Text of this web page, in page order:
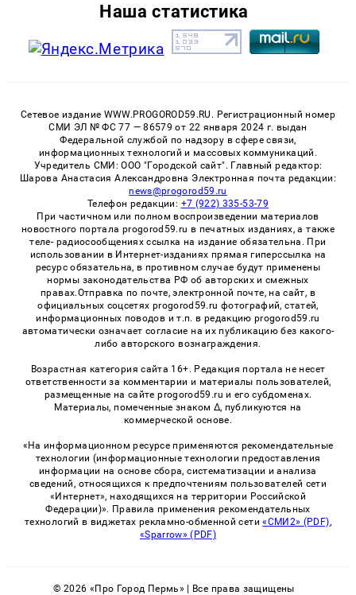
Наша статистика
Сетевое издание WWW.PROGOROD59.RU. Регистрационный номер
СМИ ЭЛ № ФС 77 — 86579 от 22 января 2024 г. выдан
Федеральной службой по надзору в сфере связи,
информационных технологий и массовых коммуникаций.
Учредитель СМИ: ООО "Городской сайт". Главный редактор:
Шарова Анастасия Александровна Электронная почта редакции:
news@progorod59.ru
Телефон редакции: +7 (922) 335-53-79
При частичном или полном воспроизведении материалов
новостного портала progorod59.ru в печатных изданиях, а также
теле- радиосообщениях ссылка на издание обязательна. При
использовании в Интернет-изданиях прямая гиперссылка на
ресурс обязательна, в противном случае будут применены
нормы законодательства РФ об авторских и смежных
правах.Отправка по почте, электронной почте, на сайт, в
официальных соцсетях progorod59.ru фотографий, статей,
информационных поводов и т.п. в редакцию progorod59.ru
автоматически означает согласие на их публикацию без какого-
либо авторского вознаграждения.
Возрастная категория сайта 16+. Редакция портала не несет
ответственности за комментарии и материалы пользователей,
размещенные на сайте progorod59.ru и его субдоменах.
Материалы, помеченные знаком Δ, публикуются на
коммерческой основе.
«На информационном ресурсе применяются рекомендательные
технологии (информационные технологии предоставления
информации на основе сбора, систематизации и анализа
сведений, относящихся к предпочтениям пользователей сети
«Интернет», находящихся на территории Российской
Федерации)». Правила применения рекомендательных
технологий в виджетах рекламно-обменной сети«СМИ2» (PDF),
«Sparrow» (PDF)
© 2026 «Про Город Пермь» | Все права защищены